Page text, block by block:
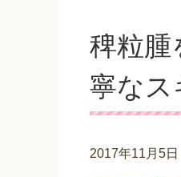
稗粒腫
寧なス
2017年11月5日